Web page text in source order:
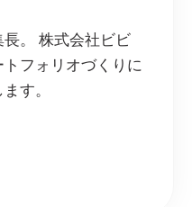
。 株式会社ビビ
フォリオづくりに
す。